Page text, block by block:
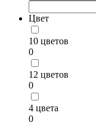
Цвет
10 цветов
0
12 цветов
0
4 цвета
0